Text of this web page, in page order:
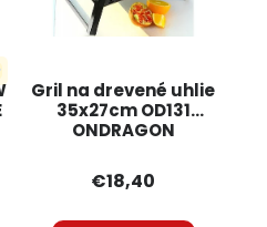
Gril na drevené uhlie
35x27cm OD131
ONDRAGON
€18,40